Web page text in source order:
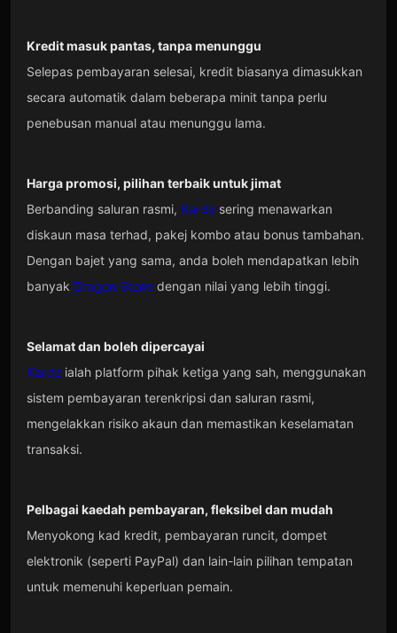
Kredit masuk pantas, tanpa menunggu
Selepas pembayaran selesai, kredit biasanya dimasukkan
secara automatik dalam beberapa minit tanpa perlu
penebusan manual atau menunggu lama.
Harga promosi, pilihan terbaik untuk jimat
Berbanding saluran rasmi, Kardz sering menawarkan
diskaun masa terhad, pakej kombo atau bonus tambahan.
Dengan bajet yang sama, anda boleh mendapatkan lebih
banyak Dragon Stonedengan nilai yang lebih tinggi.
Selamat dan boleh dipercayai
Kardz ialah platform pihak ketiga yang sah, menggunakan
sistem pembayaran terenkripsi dan saluran rasmi,
mengelakkan risiko akaun dan memastikan keselamatan
transaksi.
Pelbagai kaedah pembayaran, fleksibel dan mudah
Menyokong kad kredit, pembayaran runcit, dompet
elektronik (seperti PayPal) dan lain-lain pilihan tempatan
untuk memenuhi keperluan pemain.